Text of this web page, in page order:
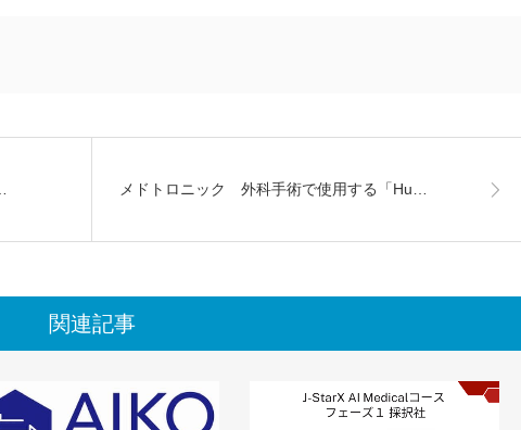
メドトロニック 外科手術で使用する「Hu…
関連記事